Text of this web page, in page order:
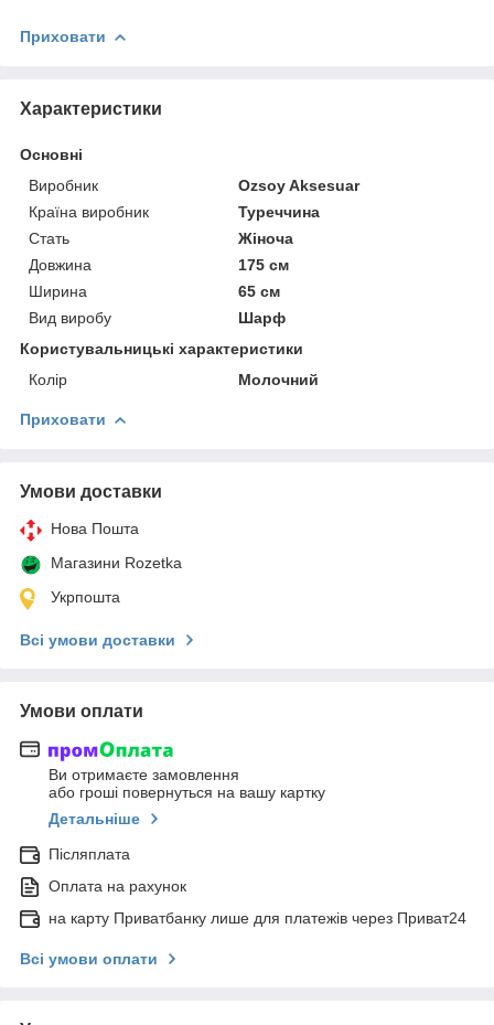
Приховати
Характеристики
Основні
Виробник
Ozsoy Aksesuar
Країна виробник
Туреччина
Стать
Жіноча
Довжина
175 см
Ширина
65 см
Вид виробу
Шарф
Користувальницькі характеристики
Колір
Молочний
Приховати
Умови доставки
Нова Пошта
Магазини Rozetka
Укрпошта
Всі умови доставки
Умови оплати
Ви отримаєте замовлення
або гроші повернуться на вашу картку
Детальніше
Післяплата
Оплата на рахунок
на карту Приватбанку лише для платежів через Приват24
Всі умови оплати